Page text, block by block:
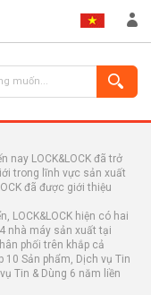
nay LOCK&LOCK đã trở
trong lĩnh vực sản xuất
đã được giới thiệu
LOCK&LOCK hiện có hai
nhà máy sản xuất tại
phối trên khắp cả
10 Sản phẩm, Dịch vụ Tin
Tin & Dùng 6 năm liền